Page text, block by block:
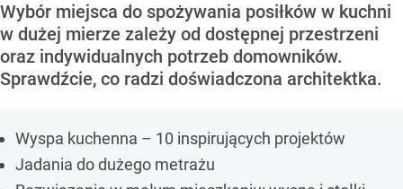
Wybór miejsca do spożywania posiłków w kuchni
w dużej mierze zależy od dostępnej przestrzeni
oraz indywidualnych potrzeb domowników.
Sprawdźcie, co radzi doświadczona architektka.
Wyspa kuchenna – 10 inspirujących projektów
Jadania do dużego metrażu